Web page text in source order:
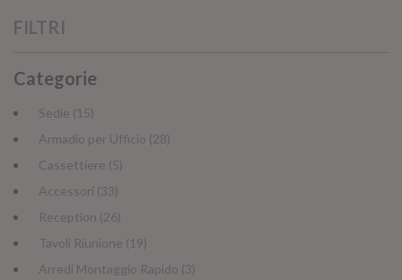
FILTRI
Categorie
Sedie (15)
Armadio per Ufficio (28)
Cassettiere (5)
Accessori (33)
Reception (26)
Tavoli Riunione (19)
Arredi Montaggio Rapido (3)